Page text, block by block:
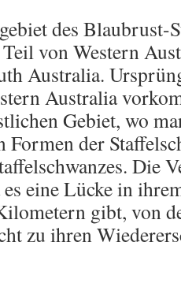
des Blaubrust-
von Western
Australia.
Australia
Gebiet, wo
Formen der
Die
eine Lücke in
gibt, von
zu ihren